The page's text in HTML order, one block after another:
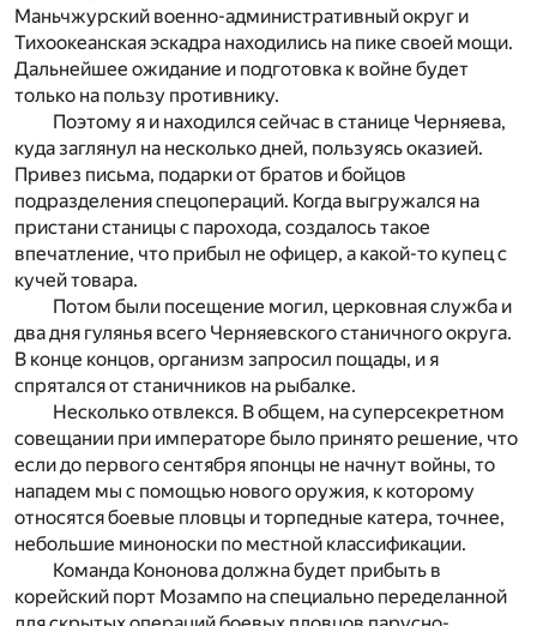
Маньчжурский военно-административный округ и
Тихоокеанская эскадра находились на пике своей мощи.
Дальнейшее ожидание и подготовка к войне будет
только на пользу противнику.
Поэтому я и находился сейчас в станице Черняева,
куда заглянул на несколько дней, пользуясь оказией.
Привез письма, подарки от братов и бойцов
подразделения спецопераций. Когда выгружался на
пристани станицы с парохода, создалось такое
впечатление, что прибыл не офицер, а какой-то купец с
кучей товара.
Потом были посещение могил, церковная служба и
два дня гулянья всего Черняевского станичного округа.
В конце концов, организм запросил пощады, и я
спрятался от станичников на рыбалке.
Несколько отвлекся. В общем, на суперсекретном
совещании при императоре было принято решение, что
если до первого сентября японцы не начнут войны, то
нападем мы с помощью нового оружия, к которому
относятся боевые пловцы и торпедные катера, точнее,
небольшие миноноски по местной классификации.
Команда Кононова должна будет прибыть в
корейский порт Мозампо на специально переделанной